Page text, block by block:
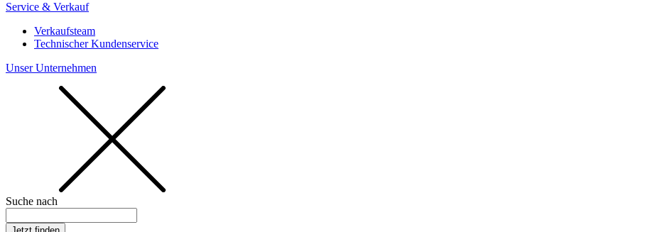
Service & Verkauf
Verkaufsteam
Technischer Kundenservice
Unser Unternehmen
Suche nach